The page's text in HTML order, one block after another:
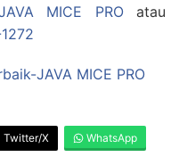
MICE PROatau
JAVA MICE PRO
Twitter/X WhatsApp